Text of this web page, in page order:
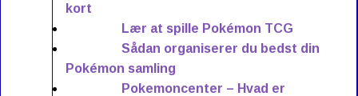
kort
Lær at spille Pokémon TCG
Sådan organiserer du bedst din
Pokémon samling
Pokemoncenter – Hvad er